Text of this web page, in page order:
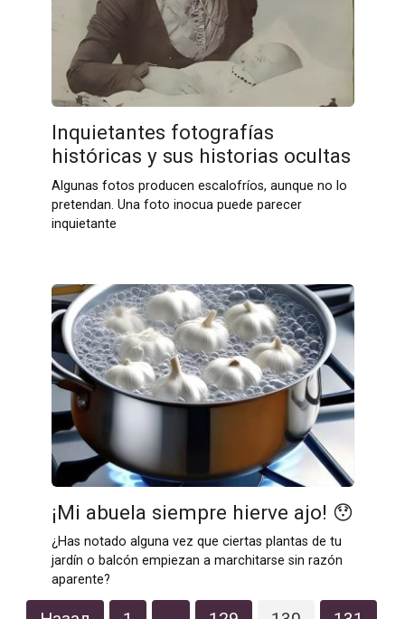
Inquietantes fotografías
históricas y sus historias ocultas
Algunas fotos producen escalofríos, aunque no lo
pretendan. Una foto inocua puede parecer
inquietante
¡Mi abuela siempre hierve ajo! 😯
¿Has notado alguna vez que ciertas plantas de tu
jardín o balcón empiezan a marchitarse sin razón
aparente?
Пагинация